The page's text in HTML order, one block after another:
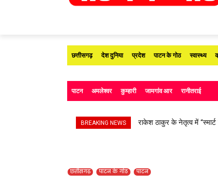
छत्तीसगढ़ देश दुनिया प्रदेश पाटन के गोठ स्वास्थ्य
पाटन अमलेश्वर कुम्हारी जामगांव आर रानीतराई
BREAKING NEWS राकेश ठाकुर के नेतृत्व में
सड़क हादसे के बाद
छत्तीसगढ़ पाटन के गोठ पाटन